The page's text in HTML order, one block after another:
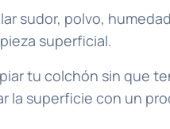
sudor, polvo,
superficial.
tu colchón sin que
la superficie con un